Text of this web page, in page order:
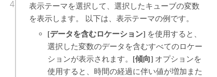
表示テーマを選択して、選択したキューブの変数
を表示します。 以下は、表示テーマの例です。
[データを含むロケーション] を使用すると、
選択した変数のデータを含むすべてのロケー
ションが表示されます。 [傾向] オプションを
使用すると、時間の経過に伴い値が増加また